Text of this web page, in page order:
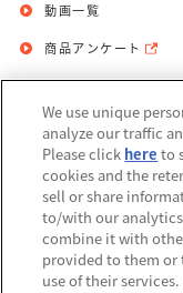
動画一覧
商品アンケート
お問い合
利用規約
Do
アレルギ
We use unique
analyze our traffic
Please click here to
cookies and the
sell or share
to/with our
combine it with
provided to them
use of their